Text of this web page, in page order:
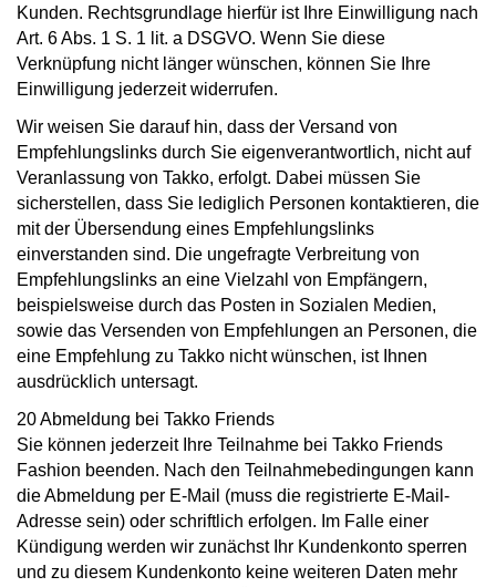
Kunden. Rechtsgrundlage hierfür ist Ihre Einwilligung nach
Art. 6 Abs. 1 S. 1 lit. a DSGVO. Wenn Sie diese
Verknüpfung nicht länger wünschen, können Sie Ihre
Einwilligung jederzeit widerrufen.
Wir weisen Sie darauf hin, dass der Versand von
Empfehlungslinks durch Sie eigenverantwortlich, nicht auf
Veranlassung von Takko, erfolgt. Dabei müssen Sie
sicherstellen, dass Sie lediglich Personen kontaktieren, die
mit der Übersendung eines Empfehlungslinks
einverstanden sind. Die ungefragte Verbreitung von
Empfehlungslinks an eine Vielzahl von Empfängern,
beispielsweise durch das Posten in Sozialen Medien,
sowie das Versenden von Empfehlungen an Personen, die
eine Empfehlung zu Takko nicht wünschen, ist Ihnen
ausdrücklich untersagt.
20 Abmeldung bei Takko Friends
Sie können jederzeit Ihre Teilnahme bei Takko Friends
Fashion beenden. Nach den Teilnahmebedingungen kann
die Abmeldung per E-Mail (muss die registrierte E-Mail-
Adresse sein) oder schriftlich erfolgen. Im Falle einer
Kündigung werden wir zunächst Ihr Kundenkonto sperren
und zu diesem Kundenkonto keine weiteren Daten mehr